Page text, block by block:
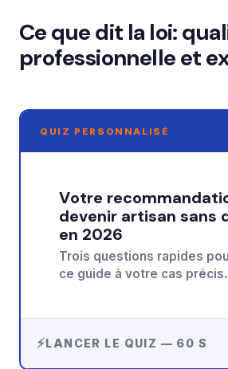
Ce que dit la loi:
professionnelle et
QUIZ PERSONNALISÉ
Votre recommandation sur
devenir artisan sans
en 2026
Trois questions rapides
ce guide à votre cas précis.
LANCER LE QUIZ — 60 S